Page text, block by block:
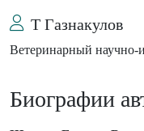
Т Газнакулов
Ветеринарный научно-
Биографии